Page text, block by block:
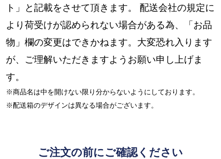
ト」と記載をさせて頂きます。 配送会社の規定に
より荷受けが認められない場合がある為、「お品
物」欄の変更はできかねます。大変恐れ入ります
が、ご理解いただきますようお願い申し上げま
す。
※商品名は中を開けない限り分からないようにしております。
※配送箱のデザインは異なる場合がございます。
ご注文の前にご確認ください